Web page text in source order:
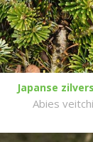
Japanse
Abies